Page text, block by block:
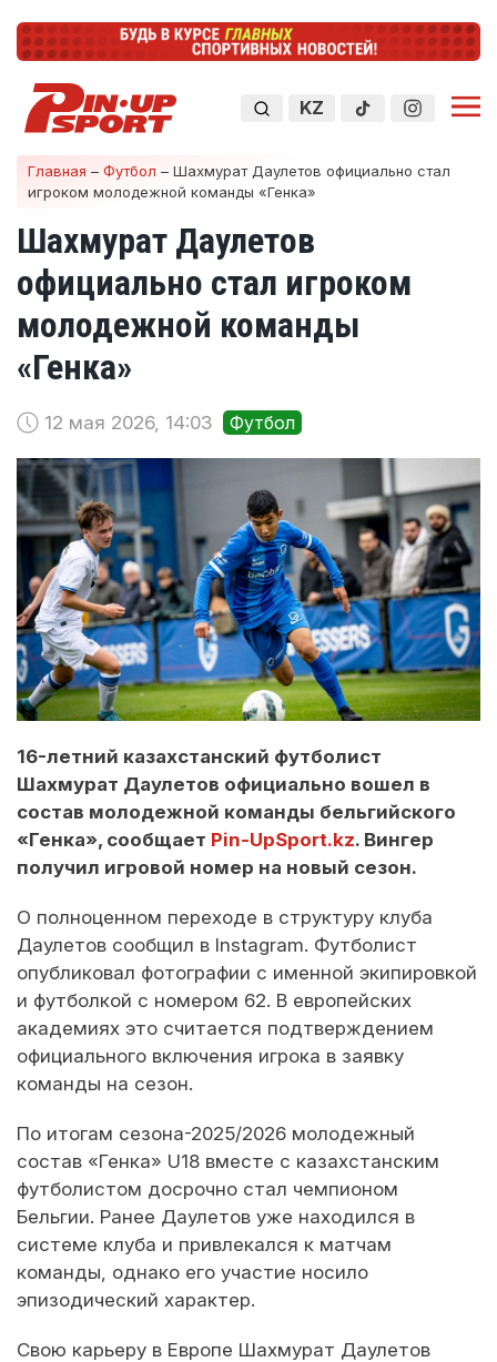
KZ
Главная – Футбол – Шахмурат Даулетов официально стал
игроком молодежной команды «Генка»
Шахмурат Даулетов
официально стал игроком
молодежной команды
«Генка»
12 мая 2026, 14:03 Футбол
16-летний казахстанский футболист
Шахмурат Даулетов официально вошел в
состав молодежной команды бельгийского
«Генка», сообщает Pin-UpSport.kz. Вингер
получил игровой номер на новый сезон.
О полноценном переходе в структуру клуба
Даулетов сообщил в Instagram. Футболист
опубликовал фотографии с именной экипировкой
и футболкой с номером 62. В европейских
академиях это считается подтверждением
официального включения игрока в заявку
команды на сезон.
По итогам сезона-2025/2026 молодежный
состав «Генка» U18 вместе с казахстанским
футболистом досрочно стал чемпионом
Бельгии. Ранее Даулетов уже находился в
системе клуба и привлекался к матчам
команды, однако его участие носило
эпизодический характер.
Свою карьеру в Европе Шахмурат Даулетов